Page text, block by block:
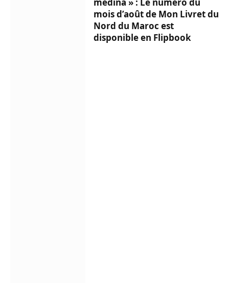
mois d’août de Mon Livret du
Nord du Maroc est
disponible en Flipbook